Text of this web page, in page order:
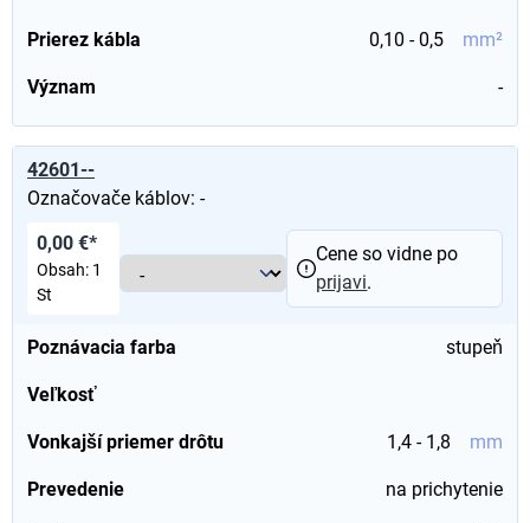
Prierez kábla 0,10 - 0,5 mm²
Význam -
42601--
Označovače káblov: -
Poznávacia farba stupeň
Veľkosť
Vonkajší priemer drôtu 1,4 - 1,8 mm
Prevedenie na prichytenie
0,00 €*
Obsah: 1
St
Cene so vidne po
prijavi.